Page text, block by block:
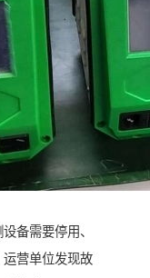
备需要停用、
营单位发现故